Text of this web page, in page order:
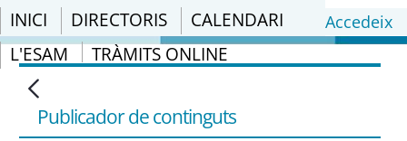
INICI DIRECTORIS
CALENDARI
L'ESAM
TRÀMITS ONLINE
Accedeix
Legislació: Llei 5/2003, de 22
d&#39;abril, de mesures de prevenció
d&#39;incendis forestals en les
urbanitzacions sense continuïtat
Publicador de continguts